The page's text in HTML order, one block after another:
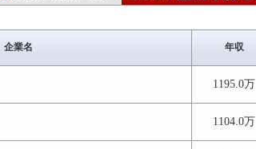
企業名 年収
1195.0万
1104.0万